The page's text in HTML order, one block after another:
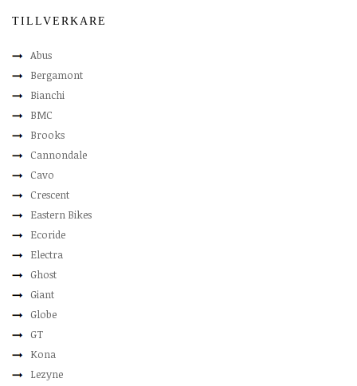
TILLVERKARE
Abus
Bergamont
Bianchi
BMC
Brooks
Cannondale
Cavo
Crescent
Eastern Bikes
Ecoride
Electra
Ghost
Giant
Globe
GT
Kona
Lezyne